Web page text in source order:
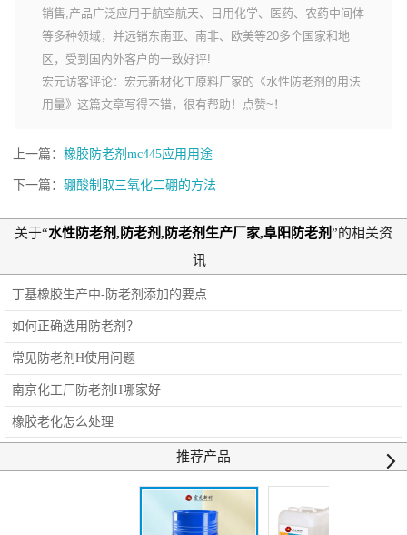
销售,产品广泛应用于航空航天、日用化学、医药、农药中间体
等多种领域，并远销东南亚、南非、欧美等20多个国家和地
区，受到国内外客户的一致好评!
宏元访客评论：宏元新材化工原料厂家的《水性防老剂的用法
用量》这篇文章写得不错，很有帮助！点赞~！
上一篇： 橡胶防老剂mc445应用用途
下一篇： 硼酸制取三氧化二硼的方法
关于“水性防老剂,防老剂,防老剂生产厂家,阜阳防老剂”的相关资
讯
丁基橡胶生产中-防老剂添加的要点
如何正确选用防老剂？
常见防老剂H使用问题
南京化工厂防老剂H哪家好
橡胶老化怎么处理
推荐产品